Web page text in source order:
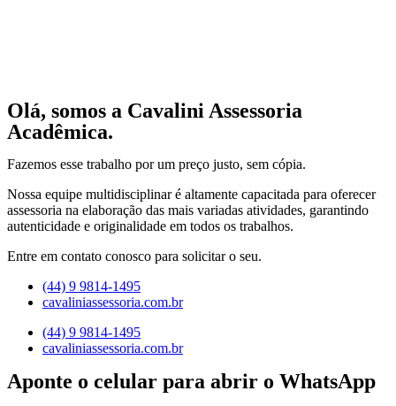
Olá, somos a Cavalini Assessoria
Acadêmica.
Fazemos esse trabalho por um preço justo, sem cópia.
Nossa equipe multidisciplinar é altamente capacitada para oferecer
assessoria na elaboração das mais variadas atividades, garantindo
autenticidade e originalidade em todos os trabalhos.
Entre em contato conosco para solicitar o seu.
(44) 9 9814-1495
cavaliniassessoria.com.br
(44) 9 9814-1495
cavaliniassessoria.com.br
Aponte o celular para abrir o WhatsApp